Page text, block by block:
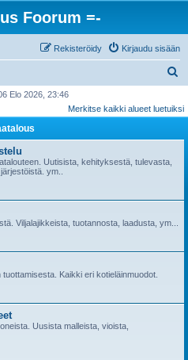
Foorum =-
Kirjaudu sisään
Rekisteröidy
s
Elo 2026, 23:46
Merkitse kaikki alueet luetuiksi
Uutisista, kehityksestä, tulevasta,
ym..
Viljalajikkeista, tuotannosta, laadusta, ym...
Kaikki eri kotieläinmuodot.
Uusista malleista, vioista,